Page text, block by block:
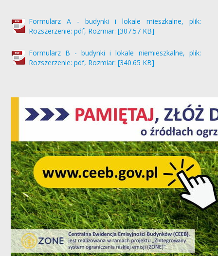
Formularz A - budynki i lokale mieszkalne, plik:
Rozszerzenie: pdf, Rozmiar: [307.57 KB]
Formularz B - budynki i lokale niemieszkalne, plik:
Rozszerzenie: pdf, Rozmiar: [340.65 KB]